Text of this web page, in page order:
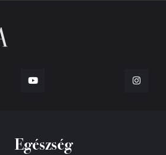
Egészség